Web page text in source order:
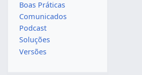
Boas Práticas
Comunicados
Podcast
Soluções
Versões